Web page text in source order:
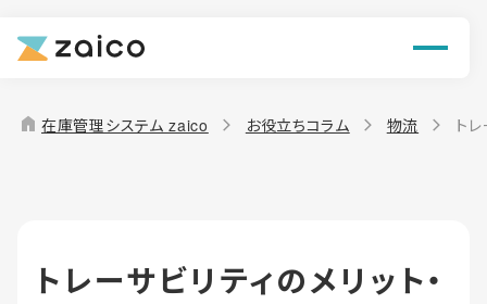
機能
解決できる課題
導入事例
home 在庫管理システム zaico お役立ちコラム 物流 ト
トレーサビリティのメリット・